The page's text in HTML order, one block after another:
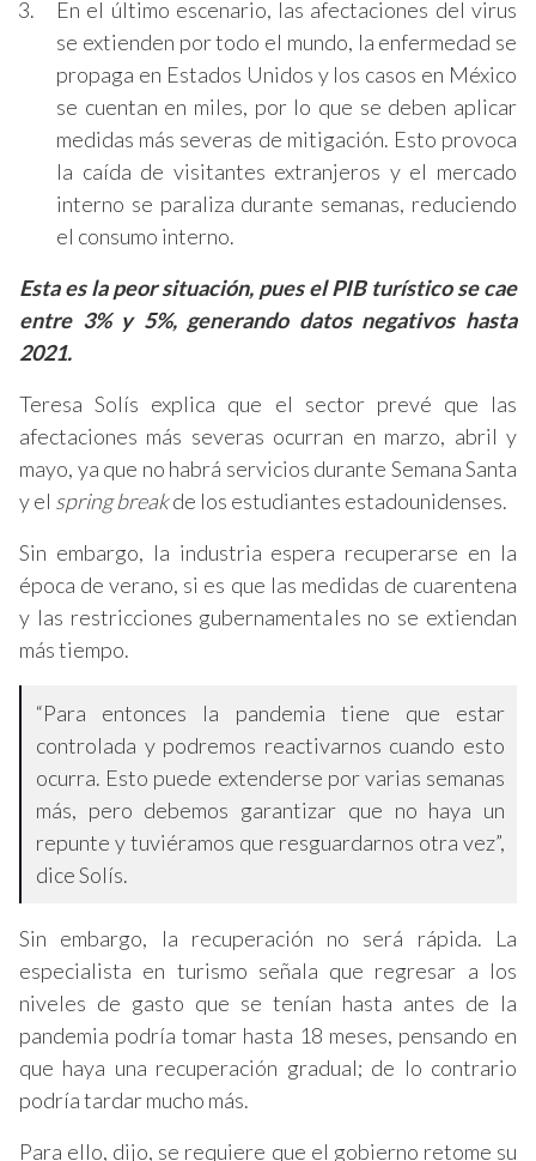
En el último escenario, las afectaciones del virus
se extienden por todo el mundo, la enfermedad se
propaga en Estados Unidos y los casos en México
se cuentan en miles, por lo que se deben aplicar
medidas más severas de mitigación. Esto provoca
la caída de visitantes extranjeros y el mercado
interno se paraliza durante semanas, reduciendo
el consumo interno.
Esta es la peor situación, pues el PIB turístico se cae
entre 3% y 5%, generando datos negativos hasta
2021.
Teresa Solís explica que el sector prevé que las
afectaciones más severas ocurran en marzo, abril y
mayo, ya que no habrá servicios durante Semana Santa
y el spring breakde los estudiantes estadounidenses.
Sin embargo, la industria espera recuperarse en la
época de verano, si es que las medidas de cuarentena
y las restricciones gubernamentales no se extiendan
más tiempo.
“Para entonces la pandemia tiene que estar
controlada y podremos reactivarnos cuando esto
ocurra. Esto puede extenderse por varias semanas
más, pero debemos garantizar que no haya un
repunte y tuviéramos que resguardarnos otra vez”,
dice Solís.
Sin embargo, la recuperación no será rápida. La
especialista en turismo señala que regresar a los
niveles de gasto que se tenían hasta antes de la
pandemia podría tomar hasta 18 meses, pensando en
que haya una recuperación gradual; de lo contrario
podría tardar mucho más.
Para ello, dijo, se requiere que el gobierno retome su